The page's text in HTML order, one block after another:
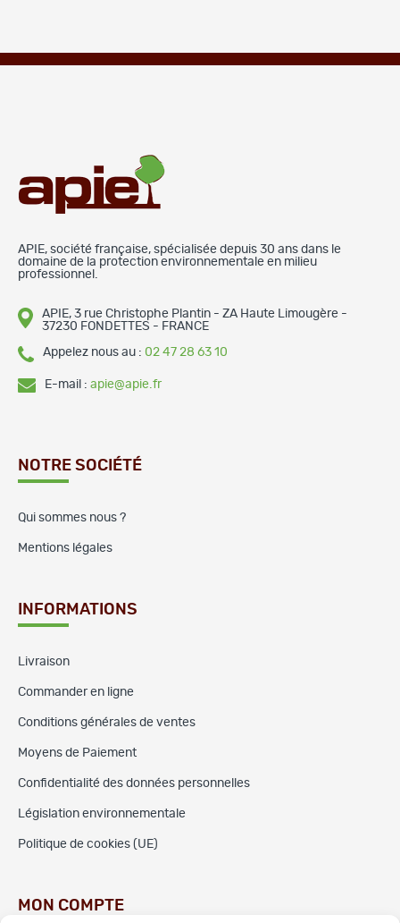
APIE, société française, spécialisée depuis 30 ans dans le
domaine de la protection environnementale en milieu
professionnel.
APIE, 3 rue Christophe Plantin - ZA Haute Limougère -
37230 FONDETTES - FRANCE
Appelez nous au : 02 47 28 63 10
E-mail : apie@apie.fr
NOTRE SOCIÉTÉ
Qui sommes nous ?
Mentions légales
INFORMATIONS
Livraison
Commander en ligne
Conditions générales de ventes
Moyens de Paiement
Confidentialité des données personnelles
Législation environnementale
Politique de cookies (UE)
MON COMPTE